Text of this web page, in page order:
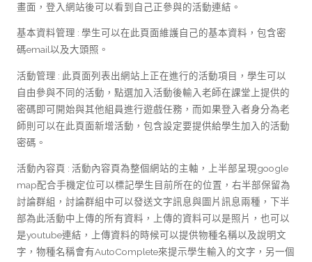
畫面，登入網站後可以看到自己正參與的活動連結。
基本資料管理 : 學生可以在此頁面維護自己的基本資料，包含密
碼email以及大頭照。
活動管理 : 此頁面列表出網站上正在進行的活動項目，學生可以
自由參與不同的活動，點選加入活動後輸入老師在課堂上提供的
密碼即可開始與其他組員進行遊戲任務，而如果登入者身分為老
師則可以在此頁面新增活動，包含設定要提供給學生加入的活動
密碼。
活動內容頁 : 活動內容頁為整個網站的主軸，上半部呈現google
map配合手機定位可以標記學生目前所在的位置，右半部保留為
討論群組，討論群組中可以發送文字訊息與圖片訊息兩種，下半
部為此活動中上傳的所有資料，上傳的資料可以是照片，也可以
是youtube連結，上傳資料的時候可以提供物種名稱以及說明文
字，物種名稱會有AutoComplete來提示學生輸入的文字，另一個